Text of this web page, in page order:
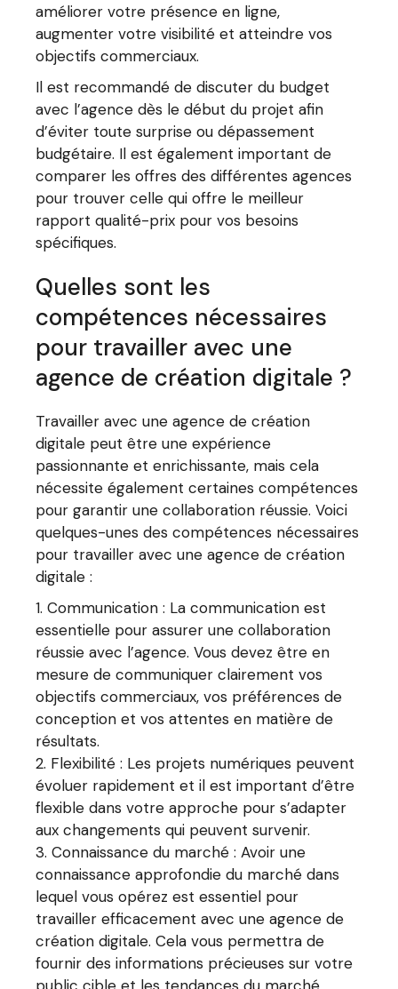
améliorer votre présence en ligne,
augmenter votre visibilité et atteindre vos
objectifs commerciaux.
Il est recommandé de discuter du budget
avec l’agence dès le début du projet afin
d’éviter toute surprise ou dépassement
budgétaire. Il est également important de
comparer les offres des différentes agences
pour trouver celle qui offre le meilleur
rapport qualité-prix pour vos besoins
spécifiques.
Quelles sont les
compétences nécessaires
pour travailler avec une
agence de création digitale ?
Travailler avec une agence de création
digitale peut être une expérience
passionnante et enrichissante, mais cela
nécessite également certaines compétences
pour garantir une collaboration réussie. Voici
quelques-unes des compétences nécessaires
pour travailler avec une agence de création
digitale :
Communication : La communication est
essentielle pour assurer une collaboration
réussie avec l’agence. Vous devez être en
mesure de communiquer clairement vos
objectifs commerciaux, vos préférences de
conception et vos attentes en matière de
résultats.
Flexibilité : Les projets numériques peuvent
évoluer rapidement et il est important d’être
flexible dans votre approche pour s’adapter
aux changements qui peuvent survenir.
Connaissance du marché : Avoir une
connaissance approfondie du marché dans
lequel vous opérez est essentiel pour
travailler efficacement avec une agence de
création digitale. Cela vous permettra de
fournir des informations précieuses sur votre